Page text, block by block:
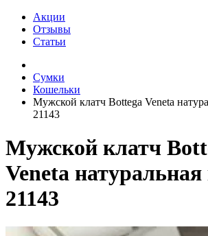
Акции
Отзывы
Статьи
Сумки
Кошельки
Мужской клатч Bottega Veneta
21143
Мужской клатч
Veneta
21143